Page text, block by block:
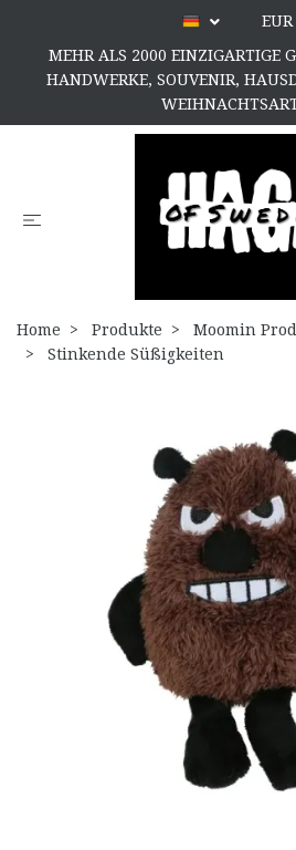
EUR
MEHR ALS 2000 EINZIGARTIGE
HANDWERKE, SOUVENIR,
Home Produkte
Moomin
Stinkende Süßigkeiten